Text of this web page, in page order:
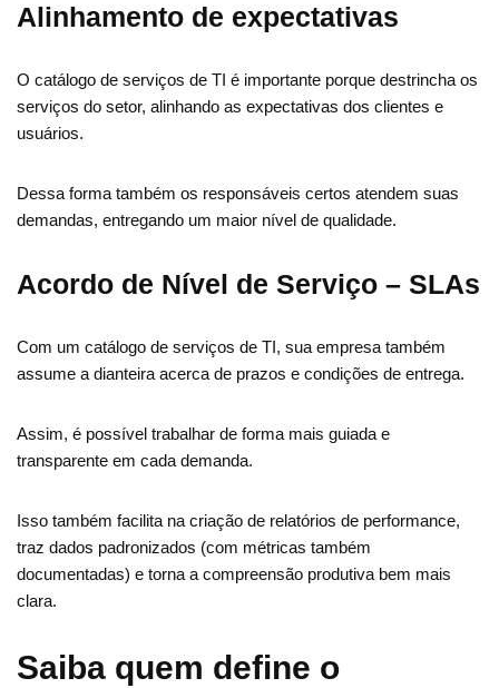
Alinhamento de expectativas
O catálogo de serviços de TI é importante porque destrincha os
serviços do setor, alinhando as expectativas dos clientes e
usuários.
Dessa forma também os responsáveis certos atendem suas
demandas, entregando um maior nível de qualidade.
Acordo de Nível de Serviço – SLAs
Com um catálogo de serviços de TI, sua empresa também
assume a dianteira acerca de prazos e condições de entrega.
Assim, é possível trabalhar de forma mais guiada e
transparente em cada demanda.
Isso também facilita na criação de relatórios de performance,
traz dados padronizados (com métricas também
documentadas) e torna a compreensão produtiva bem mais
clara.
Saiba quem define o